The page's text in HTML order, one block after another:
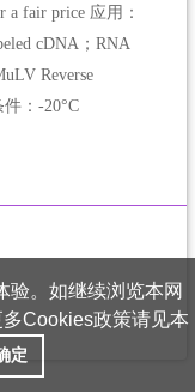
a fair price 应用：
cDNA；RNA
Reverse
：-20°C
验。如继续浏览本网
Cookies政策请见本
定